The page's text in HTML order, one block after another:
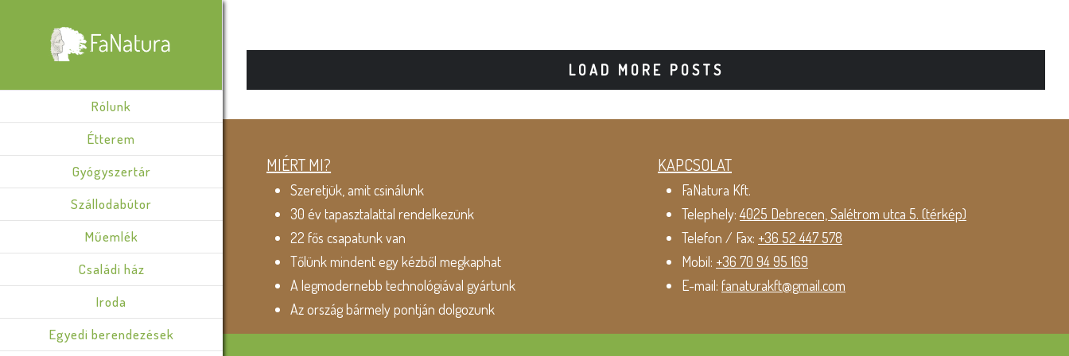
Rólunk
Étterem
Gyógyszertár
Szállodabútor
Műemlék
Családi ház
Iroda
Egyedi berendezések
LOAD MORE POSTS
MIÉRT MI?
Szeretjük, amit csinálunk
30 év tapasztalattal rendelkezünk
22 fős csapatunk van
Tőlünk mindent egy kézből megkaphat
A legmodernebb technológiával gyártunk
Az ország bármely pontján dolgozunk
KAPCSOLAT
FaNatura Kft.
Telephely:4025 Debrecen, Salétrom utca 5. (térkép)
Telefon / Fax: +36 52 447 578
Mobil: +36 70 94 95 169
E-mail: fanaturakft@gmail.com